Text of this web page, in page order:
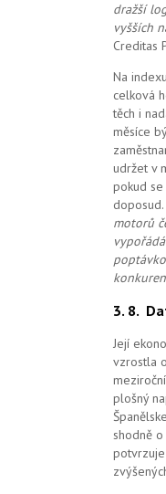
dražší
vyšších
Creditas
Na
celková
těch i
měsíce
udržet v
pokud
doposud.
motorů
3. 8.
Její
vzrostla
plošný
shodně